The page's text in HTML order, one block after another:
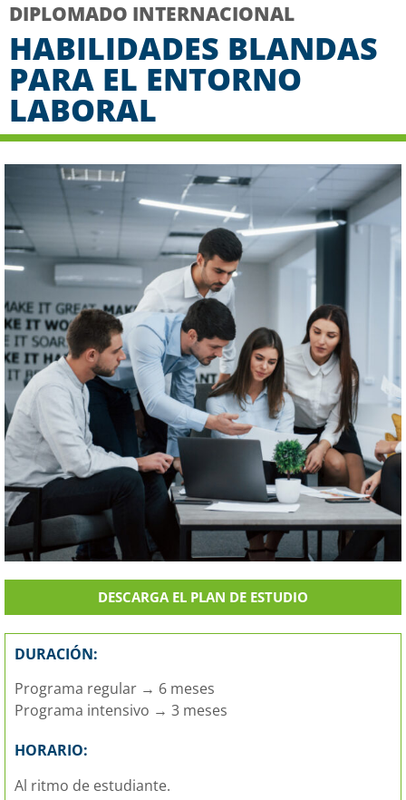
DIPLOMADO INTERNACIONAL
HABILIDADES BLANDAS
PARA EL ENTORNO
LABORAL
DESCARGA EL PLAN DE ESTUDIO
DURACIÓN:
Programa regular → 6 meses
Programa intensivo → 3 meses
HORARIO:
Al ritmo de estudiante.